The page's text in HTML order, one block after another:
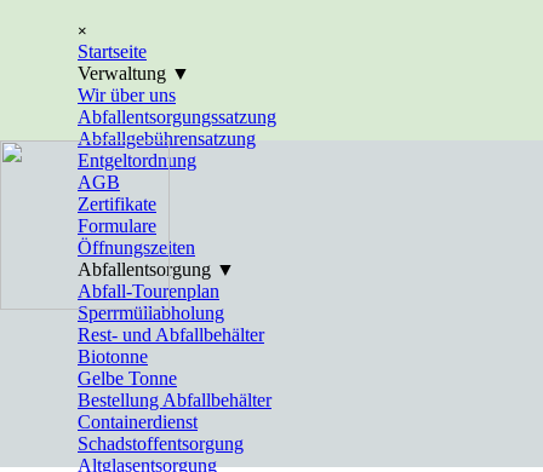
×
Startseite
Verwaltung ▼
Wir über uns
Abfallentsorgungssatzung
Abfallgebührensatzung
Entgeltordnung
AGB
Zertifikate
Formulare
Öffnungszeiten
Abfallentsorgung ▼
Abfall-Tourenplan
Sperrmüllabholung
Rest- und Abfallbehälter
Biotonne
Gelbe Tonne
Bestellung Abfallbehälter
Containerdienst
Schadstoffentsorgung
Altglasentsorgung